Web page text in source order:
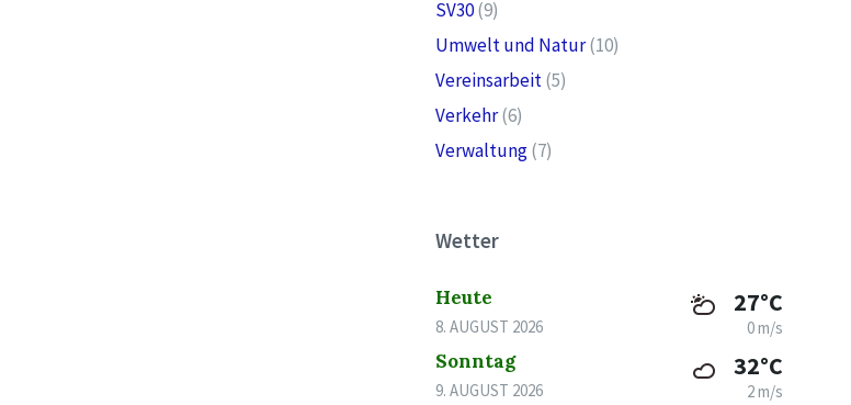
SV30(9)
Umwelt und Natur(10)
Vereinsarbeit(5)
Verkehr(6)
Verwaltung(7)
Wetter
Heute
8. AUGUST 2026
27°C
0 m/s
Sonntag
9. AUGUST 2026
32°C
2 m/s